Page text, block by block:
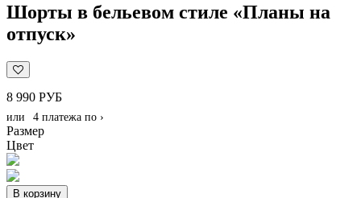
Шорты в бельевом стиле «Планы на
отпуск»
8 990 РУБ
или 4 платежа по ›
Размер
Цвет
В корзину